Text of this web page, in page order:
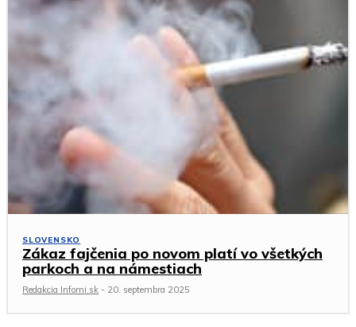
SLOVENSKO
Zákaz fajčenia po novom platí vo všetkých
parkoch a na námestiach
Redakcia Infomi.sk - 20. septembra 2025